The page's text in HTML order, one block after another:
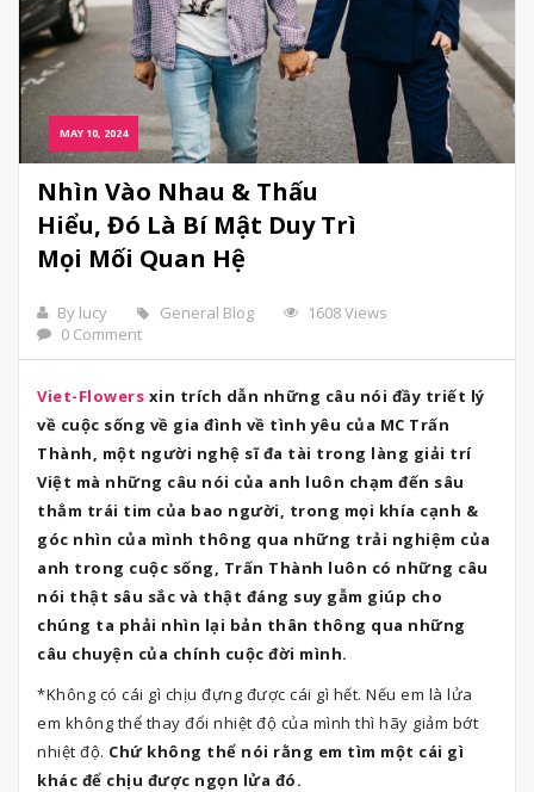
MAY 10, 2024
Nhìn Vào Nhau & Thấu
Hiểu, Đó Là Bí Mật Duy Trì
Mọi Mối Quan Hệ
By lucy General Blog
1608 Views
0 Comment
Viet-Flowers xin trích dẫn những câu nói đầy triết lý
về cuộc sống về gia đình về tình yêu của MC Trấn
Thành, một người nghệ sĩ đa tài trong làng giải trí
Việt mà những câu nói của anh luôn chạm đến sâu
thẳm trái tim của bao người, trong mọi khía cạnh &
góc nhìn của mình thông qua những trải nghiệm của
anh trong cuộc sống, Trấn Thành luôn có những câu
nói thật sâu sắc và thật đáng suy gẫm giúp cho
chúng ta phải nhìn lại bản thân thông qua những
câu chuyện của chính cuộc đời mình.
*Không có cái gì chịu đựng được cái gì hết. Nếu em là lửa
em không thể thay đổi nhiệt độ của mình thì hãy giảm bớt
nhiệt độ. Chứ không thể nói rằng em tìm một cái gì
khác để chịu được ngọn lửa đó.